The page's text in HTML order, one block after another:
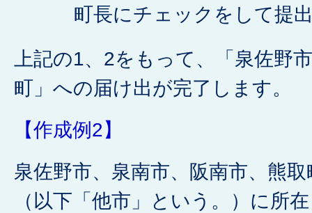
町長にチェックをして提
上記の1、2をもって、「泉佐野
町」への届け出が完了します。
【作成例2】
泉佐野市、泉南市、阪南市、熊
（以下「他市」という。）に所